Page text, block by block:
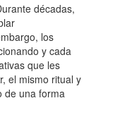
décadas,
los
y cada
que les
el mismo ritual y
de una forma